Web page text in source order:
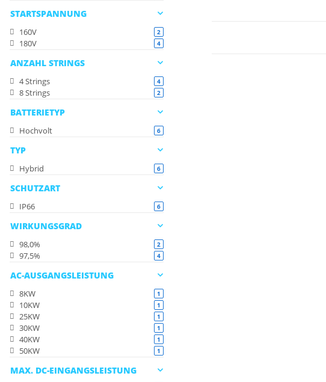
STARTSPANNUNG
160V 2Artikel gefunden
180V 4Artikel gefunden
ANZAHL STRINGS
4 Strings 4Artikel gefunden
8 Strings 2Artikel gefunden
BATTERIETYP
Hochvolt 6Artikel gefunden
TYP
Hybrid 6Artikel gefunden
SCHUTZART
IP66 6Artikel gefunden
WIRKUNGSGRAD
98,0% 2Artikel gefunden
97,5% 4Artikel gefunden
AC-AUSGANGSLEISTUNG
8KW 1
10KW 1
25KW 1
30KW 1
40KW 1
50KW 1
MAX. DC-EINGANGSLEISTUNG